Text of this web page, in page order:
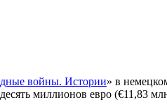
войны. Истории» в
миллионов евро (€11,83